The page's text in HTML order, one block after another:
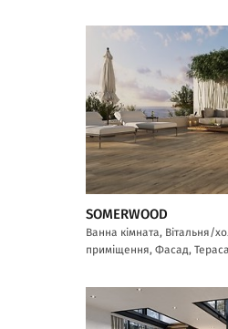
SOMERWOOD
Ванна кімната, Вітальня/
приміщення, Фасад, Тераса